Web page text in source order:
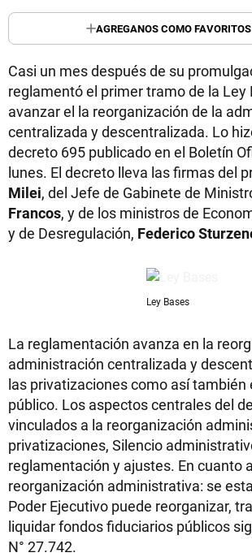
AGREGANOS COMO
Casi un mes después de su
reglamentó el primer tramo de la Ley
avanzar el la reorganización de la
centralizada y descentralizada. Lo
decreto 695 publicado en el Boletín
lunes. El decreto lleva las firmas del
Milei, del Jefe de Gabinete de
Francos, y de los ministros de
y de Desregulación, Federico
Ley Bases
La reglamentación avanza en la
administración centralizada y
las privatizaciones como así también
público. Los aspectos centrales del
vinculados a la reorganización
privatizaciones, Silencio
reglamentación y ajustes. En cuanto
reorganización administrativa: se
Poder Ejecutivo puede reorganizar,
liquidar fondos fiduciarios públicos
N° 27.742.